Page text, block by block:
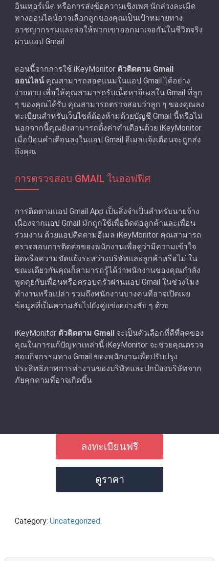
อินเทอร์เน็ต หรือการส่งข้อความเชิงเพศ นักล่วงละเมิด
ทางออนไลน์อาจเลือกลูกของคุณเป็นเป้าหมายทาง
อาชญากรรมและล่อให้พวกเขาออกมาเจอกันในชีวิตจริง
ผ่านแอป Gmail
ตอนนี้จากการใช้ iKeyMonitor ตัวติดตาม Gmail
ออนไลน์ คุณสามารถสอดแนมในแอป Gmail ได้อย่าง
ง่ายดาย เพื่อให้คุณสามารถรับเนื้อหาอีเมลใน Gmail ที่ลูก
ๆ ของคุณได้รับ คุณสามารถตรวจสอบว่าลูก ๆ ของคุณลง
ทะเบียนสําหรับเว็บไซต์ต้องห้ามด้วยบัญชี Gmail นี้หรือไม่
นอกจากนี้คุณยังสามารถตั้งค่าคําเตือนด้วย iKeyMonitor
เมื่อป้อนคําเตือนลงในแอป Gmail อีเมลแจ้งเตือนจะถูกส่ง
ถึงคุณ
การตรวจสอบ GMAIL ในออฟฟิศ
การติดตามแอป Gmail App เป็นสิ่งจําเป็นสําหรับนายจ้าง
เนื่องจากแอป Gmail มักถูกใช้เพื่อติดต่อลูกค้าและเพื่อน
ร่วมงาน ด้วยแอปติดตามอีเมล iKeyMonitor คุณสามารถ
ตรวจสอบการติดต่อของพนักงานเพื่อดูว่ามีความเข้าใจ
ผิดหรือความขัดแย้งระหว่างบริษัทและลูกค้าหรือไม่ ใน
ขณะเดียวกันคุณก็สามารถรู้ได้ว่าพนักงานของคุณกําลัง
พูดคุยกับเพื่อนหรือครอบครัวผ่านแอป Gmail ในช่วงโมง
ทํางานหรือเปล่า รวมถึงพนักงานบางคนที่อาจเปิดเผย
ข้อมูลที่เป็นความลับไปยังคู่แข่งอย่างลับ ๆ ด้วย
iKeyMonitor ตัวติดตาม Gmail จะเป็นตัวเลือกที่ดีที่สุดของ
คุณในการแก้ปัญหาเหล่านี้ iKeyMonitor จะช่วยคุณตรวจ
สอบกิจกรรมทาง Gmail ของพนักงานเพื่อปรับปรุง
ประสิทธิภาพการทำงานของบริษัทและปกป้องบริษัทจาก
ภัยคุกคามที่อาจเกิดขึ้น
ลงทะเบียนฟรี
ดูราคา
Category: Uncategorized